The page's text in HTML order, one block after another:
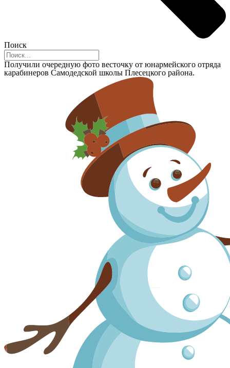
Поиск
Получили очередную фото весточку от юнармейского отряда
карабинеров Самодедской школы Плесецкого района.